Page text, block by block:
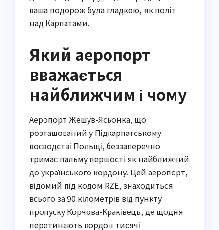
ваша подорож була гладкою, як політ
над Карпатами.
Який аеропорт
вважається
найближчим і чому
Аеропорт Жешув-Ясьонка, що
розташований у Підкарпатському
воєводстві Польщі, беззаперечно
тримає пальму першості як найближчий
до українського кордону. Цей аеропорт,
відомий під кодом RZE, знаходиться
всього за 90 кілометрів від пункту
пропуску Корчова-Краківець, де щодня
перетинають кордон тисячі